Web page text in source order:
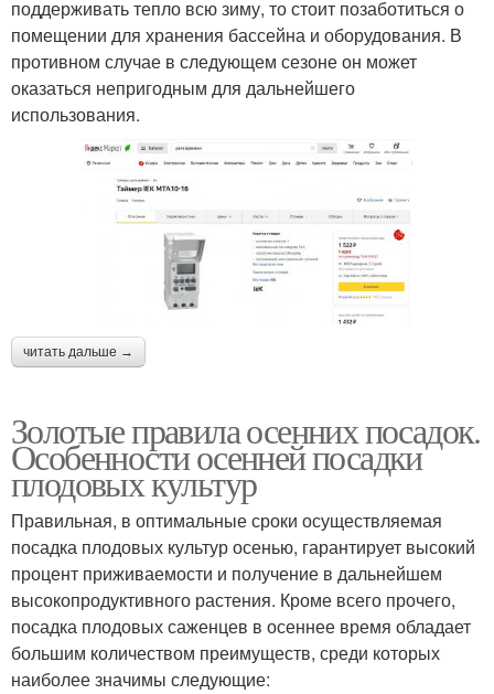
поддерживать тепло всю зиму, то стоит позаботиться о
помещении для хранения бассейна и оборудования. В
противном случае в следующем сезоне он может
оказаться непригодным для дальнейшего
использования.
читать дальше →
Золотые правила осенних посадок.
Особенности осенней посадки
плодовых культур
Правильная, в оптимальные сроки осуществляемая
посадка плодовых культур осенью, гарантирует высокий
процент приживаемости и получение в дальнейшем
высокопродуктивного растения. Кроме всего прочего,
посадка плодовых саженцев в осеннее время обладает
большим количеством преимуществ, среди которых
наиболее значимы следующие: